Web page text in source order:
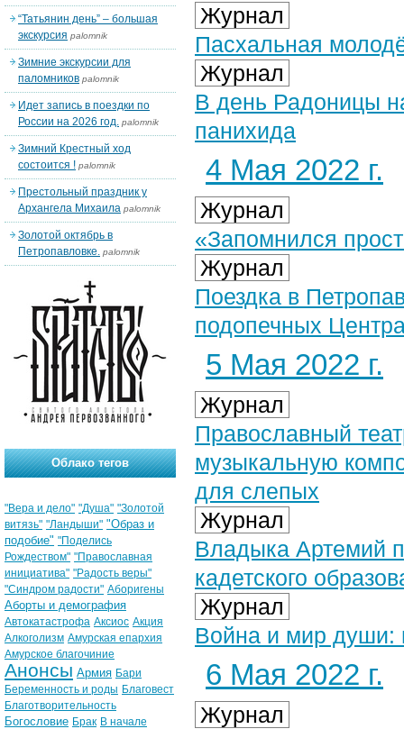
Журнал
Пасхальная
Журнал
В день Радоницы
панихида
4 Мая 2022 г.
Журнал
«Запомнился
Журнал
Поездка в
подопечных
5 Мая 2022 г.
Журнал
Православный
музыкальную
для слепых
Журнал
Владыка Артемий
кадетского
Журнал
Война и мир души:
6 Мая 2022 г.
Журнал
“Татьянин день” – большая
экскурсия palomnik
Зимние экскурсии для
паломников palomnik
Идет запись в поездки по
России на 2026 год. palomnik
Зимний Крестный ход
состоится ! palomnik
Престольный праздник у
Архангела Михаила palomnik
Золотой октябрь в
Петропавловке. palomnik
Облако тегов
"Вера и дело" "Душа" "Золотой
витязь" "Ландыши" "Образ и
подобие" "Поделись
Рождеством" "Православная
инициатива" "Радость веры"
"Синдром радости" Аборигены
Аборты и демография
Автокатастрофа Аксиос Акция
Алкоголизм Амурская епархия
Амурское благочиние
Анонсы Армия Бари
Беременность и роды Благовест
Благотворительность
Богословие Брак В начале